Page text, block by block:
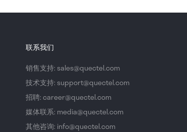
联系我们
销售支持: sales@quectel.com
技术支持: support@quectel.com
招聘: career@quectel.com
媒体联系: media@quectel.com
其他咨询: info@quectel.com